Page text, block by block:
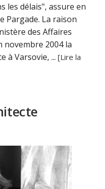
les délais", assure en
Pargade. La raison
des Affaires
novembre 2004 la
à Varsovie, ...[Lire la